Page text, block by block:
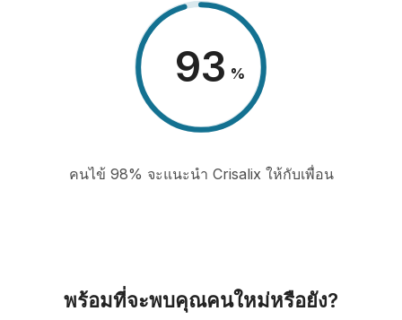
98 %
คนไข้ 98% จะแนะนำ Crisalix ให้กับเพื่อน
พร้อมที่จะพบคุณคนใหม่หรือยัง?